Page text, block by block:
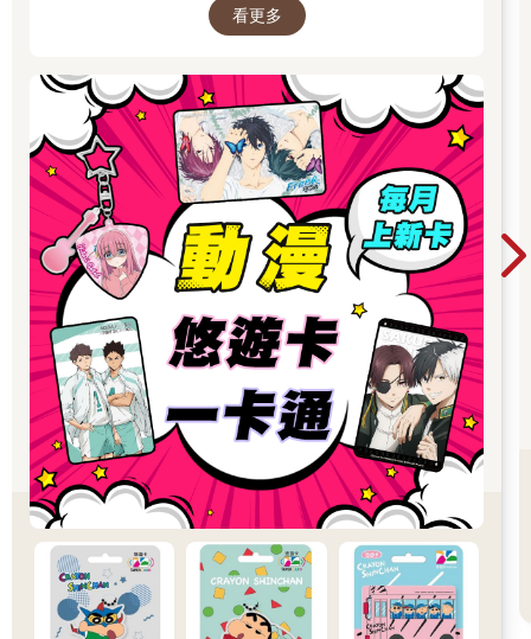
滾、美少女戰士、Free!男子游泳部、寶可夢、音
諾貝塔
看更多